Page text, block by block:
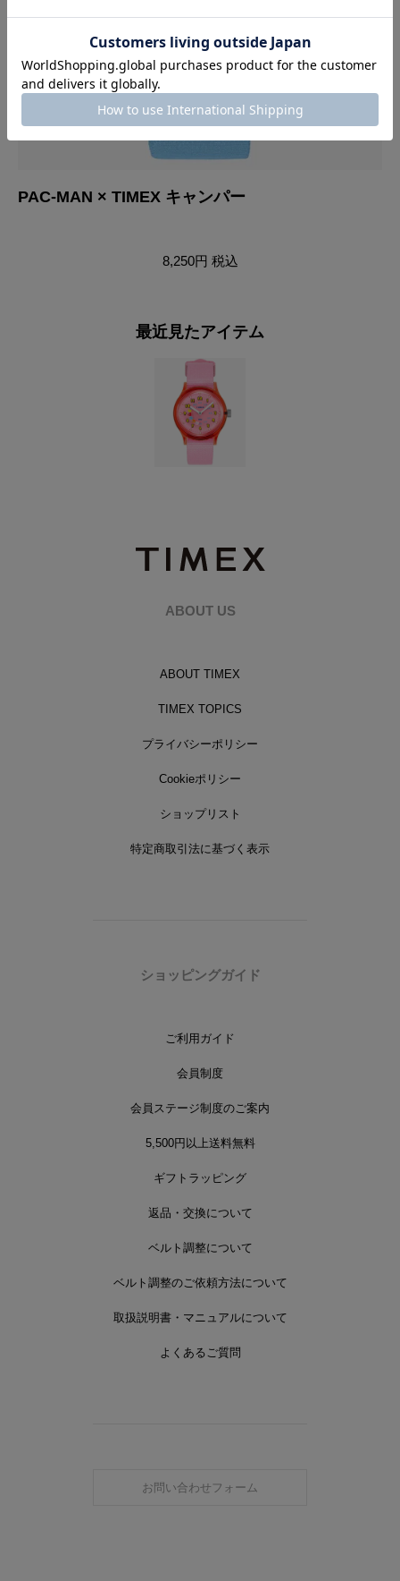
PAC-MAN × TIMEX キャンパー
8,250円 税込
最近見たアイテム
ABOUT US
ABOUT TIMEX
TIMEX TOPICS
プライバシーポリシー
Cookieポリシー
ショップリスト
特定商取引法に基づく表示
ショッピングガイド
ご利用ガイド
会員制度
会員ステージ制度のご案内
5,500円以上送料無料
ギフトラッピング
返品・交換について
ベルト調整について
ベルト調整のご依頼方法について
取扱説明書・マニュアルについて
よくあるご質問
お問い合わせフォーム